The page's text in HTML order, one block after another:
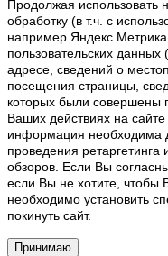
Продолжая использовать
обработку (в т.ч. с
например
пользовательских
адресе, сведений о
посещения страницы,
которых были совершены
Ваших действиях на
информация необходима
проведения ретаргетинга
обзоров. Если Вы
если Вы не хотите, чтобы
необходимо установить
покинуть сайт.
Принимаю